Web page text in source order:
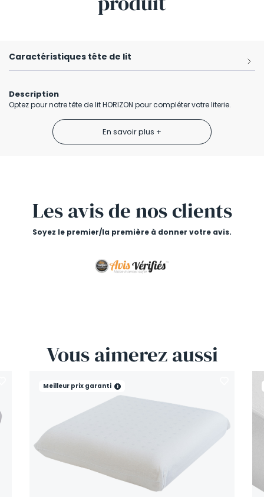
Caractéristiques tête de lit
Description
Optez pour notre tête de lit HORIZON pour compléter votre literie.
En savoir plus +
Les avisde nos clients
Soyez le premier/la première à donner votre avis.
Vousaimerezaussi
Meilleur prix garanti i